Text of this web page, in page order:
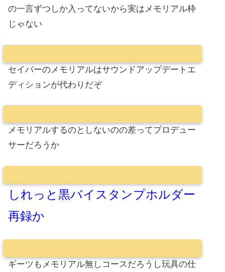
の一言ずつしか入ってないから実はメモリアル枠
じゃない
セイバーのメモリアルはサウンドアップデートエ
ディションが代わりだぞ
メモリアルするのとしないのの差ってプロデュー
サーだろうか
しれっと黒バイスタンプホルダー
再録か
ギーツもメモリアル無しコースだろうし玩具の仕